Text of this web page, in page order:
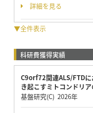
詳細を見る
▼全件表示
科研費獲得実績
C9orf72関連ALS/FTDに
き起こすミトコンドリ
基盤研究(C) 2026年